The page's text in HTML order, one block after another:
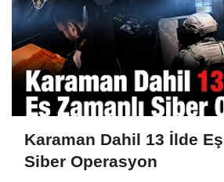
Karaman Dahil 13 İlde Eş
Siber Operasyon